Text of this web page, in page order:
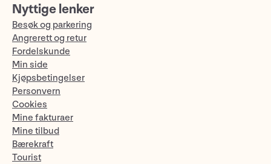
Nyttige lenker
Besøk og parkering
Angrerett og retur
Fordelskunde
Min side
Kjøpsbetingelser
Personvern
Cookies
Mine fakturaer
Mine tilbud
Bærekraft
Tourist